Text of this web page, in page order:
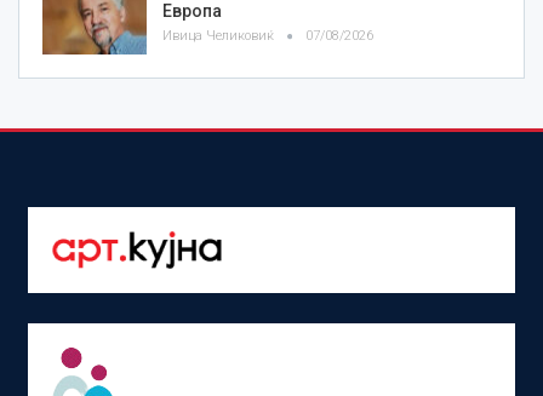
Европа
Ивица Челиковиќ 07/08/2026